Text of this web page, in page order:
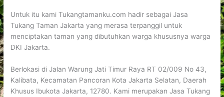
Untuk itu kami Tukangtamanku.com hadir sebagai Jasa
Tukang Taman Jakarta yang merasa terpanggil untuk
menciptakan taman yang dibutuhkan warga khususnya warga
DKI Jakarta.
Berlokasi di Jalan Warung Jati Timur Raya RT 02/009 No 43,
Kalibata, Kecamatan Pancoran Kota Jakarta Selatan, Daerah
Khusus Ibukota Jakarta, 12780. Kami merupakan Jasa Tukang